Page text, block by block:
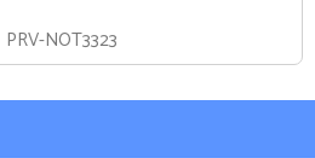
PRV-NOT3323